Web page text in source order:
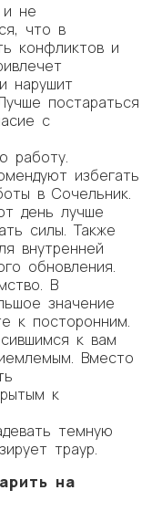
и не
что в
конфликтов и
нарушит
постараться
с
работу.
избегать
в Сочельник.
день лучше
силы. Также
внутренней
обновления.
В
значение
к посторонним.
к вам
Вместо
к
темную
траур.
на